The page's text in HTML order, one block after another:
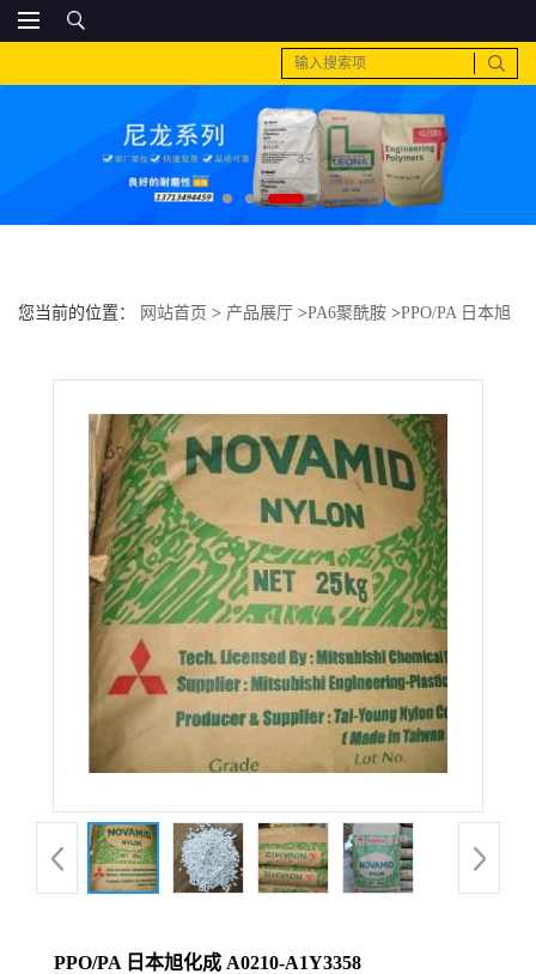
您当前的位置： 网站首页 > 产品展厅 >PA6聚酰胺 >PPO/PA 日本旭
PPO/PA 日本旭化成 A0210-A1Y3358